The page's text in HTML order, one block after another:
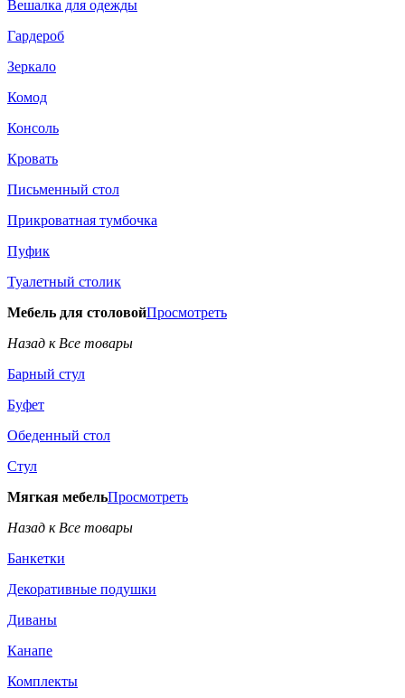
Вешалка для одежды
Гардероб
Зеркало
Комод
Консоль
Кровать
Письменный стол
Прикроватная тумбочка
Пуфик
Туалетный столик
Мебель для столовойПросмотреть
Назад к Все товары
Барный стул
Буфет
Обеденный стол
Стул
Мягкая мебельПросмотреть
Назад к Все товары
Банкетки
Декоративные подушки
Диваны
Канапе
Комплекты